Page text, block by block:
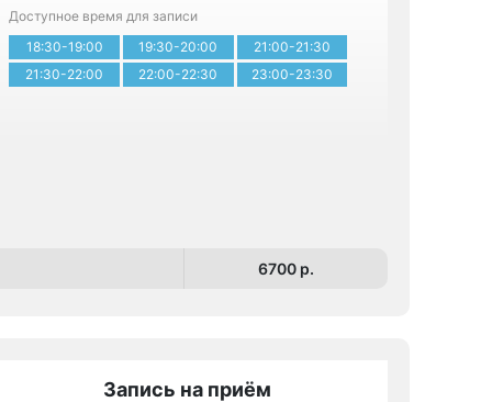
Доступное время для записи
18:30-19:00
19:30-20:00
21:00-21:30
21:30-22:00
22:00-22:30 23:00-23:30
6700 p.
Запись на приём